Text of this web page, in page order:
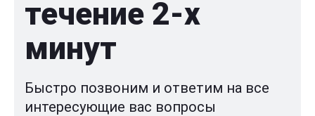
течение 2-x
минут
Быстро позвоним и ответим на все
интересующие вас вопросы